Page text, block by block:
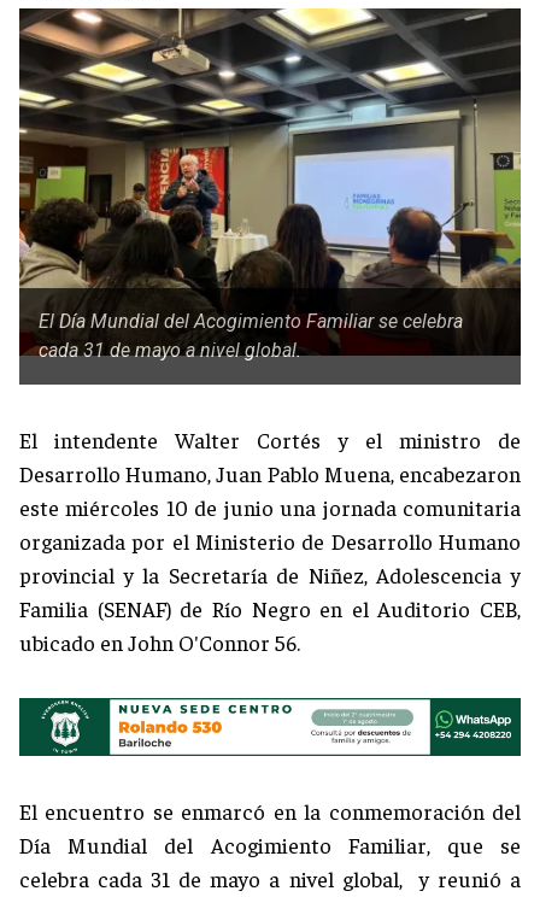
El Día Mundial del Acogimiento Familiar se celebra
cada 31 de mayo a nivel global.
El intendente Walter Cortés y el ministro de
Desarrollo Humano, Juan Pablo Muena, encabezaron
este miércoles 10 de junio una jornada comunitaria
organizada por el Ministerio de Desarrollo Humano
provincial y la Secretaría de Niñez, Adolescencia y
Familia (SENAF) de Río Negro en el Auditorio CEB,
ubicado en John O'Connor 56.
El encuentro se enmarcó en la conmemoración del
Día Mundial del Acogimiento Familiar, que se
celebra cada 31 de mayo a nivel global, y reunió a